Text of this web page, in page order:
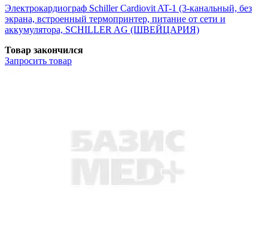
Электрокардиограф Schiller Cardiovit AT-1 (3-канальный, без
экрана, встроенный термопринтер, питание от сети и
аккумулятора, SCHILLER AG (ШВЕЙЦАРИЯ)
Товар закончился
Запросить товар